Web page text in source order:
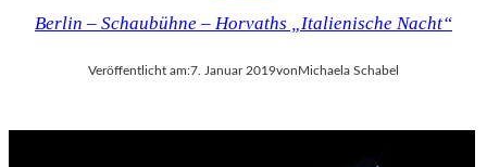
Berlin – Schaubühne – Horvaths „Italienische Nacht“
Veröffentlicht am:7. Januar 2019von Michaela Schabel